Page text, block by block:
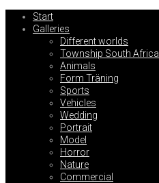
Start
Galleries
Different worlds
Township South Africa
Animals
Form Träning
Sports
Vehicles
Wedding
Portrait
Model
Horror
Nature
Commercial